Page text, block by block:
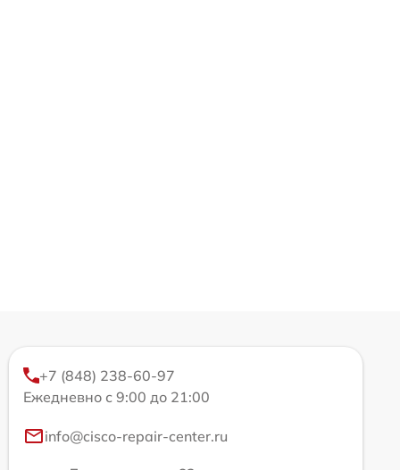
+7 (848) 238-60-97
Ежедневно с 9:00 до 21:00
info@cisco-repair-center.ru